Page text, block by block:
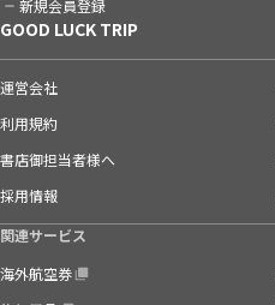
新規会員登録
GOOD LUCK TRIP
運営会社
利用規約
書店御担当者様へ
採用情報
関連サービス
海外航空券